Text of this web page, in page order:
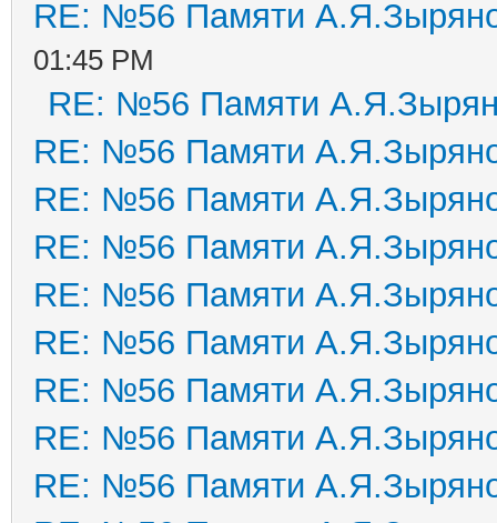
RE: №56 Памяти
01:45 PM
RE: №56 Памяти
RE: №56 Памяти
RE: №56 Памяти
RE: №56 Памяти
RE: №56 Памяти
RE: №56 Памяти
RE: №56 Памяти
RE: №56 Памяти
RE: №56 Памяти